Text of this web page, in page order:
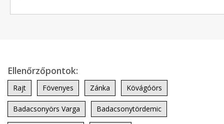
Ellenőrzőpontok:
Rajt Fövenyes Zánka Kövágóörs
Badacsonyörs Varga Badacsonytördemic